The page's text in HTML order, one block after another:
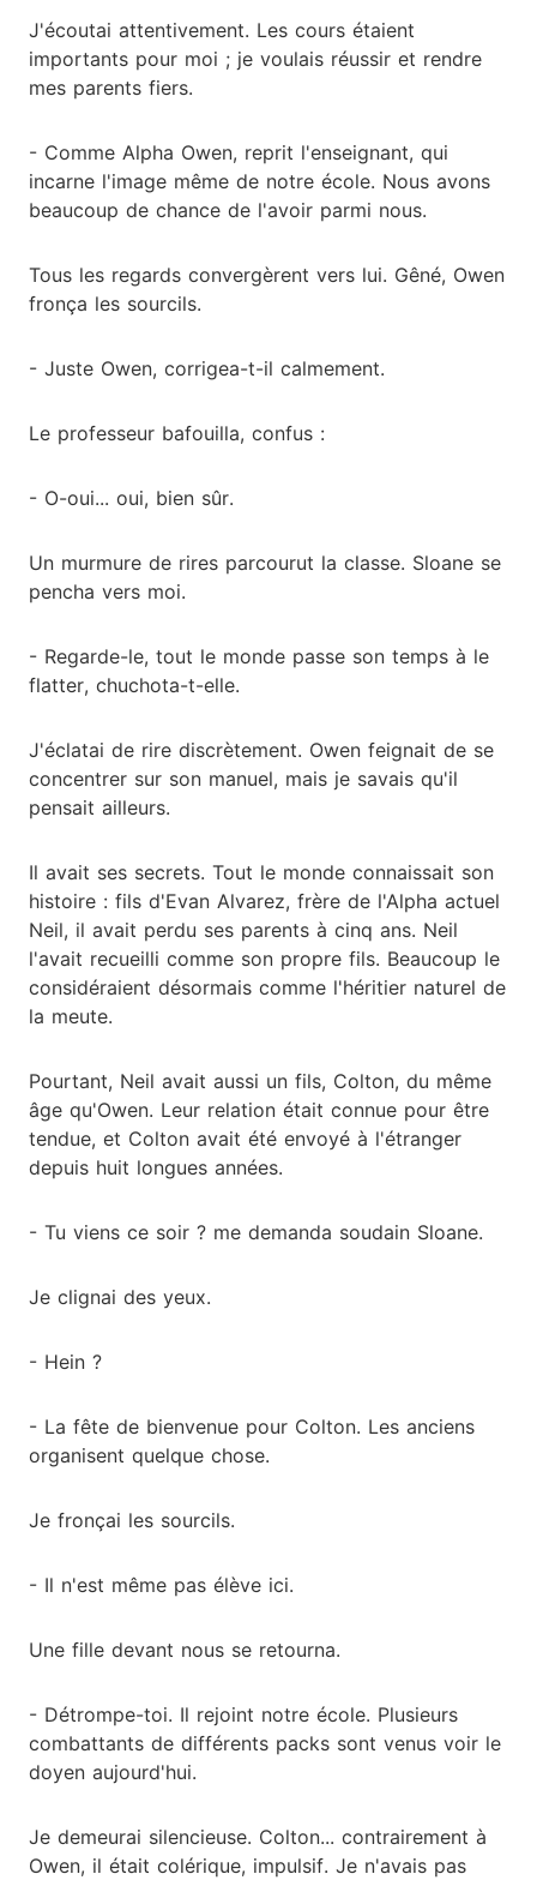
J'écoutai attentivement. Les cours étaient
importants pour moi ; je voulais réussir et rendre
mes parents fiers.
- Comme Alpha Owen, reprit l'enseignant, qui
incarne l'image même de notre école. Nous avons
beaucoup de chance de l'avoir parmi nous.
Tous les regards convergèrent vers lui. Gêné, Owen
fronça les sourcils.
- Juste Owen, corrigea-t-il calmement.
Le professeur bafouilla, confus :
- O-oui... oui, bien sûr.
Un murmure de rires parcourut la classe. Sloane se
pencha vers moi.
- Regarde-le, tout le monde passe son temps à le
flatter, chuchota-t-elle.
J'éclatai de rire discrètement. Owen feignait de se
concentrer sur son manuel, mais je savais qu'il
pensait ailleurs.
Il avait ses secrets. Tout le monde connaissait son
histoire : fils d'Evan Alvarez, frère de l'Alpha actuel
Neil, il avait perdu ses parents à cinq ans. Neil
l'avait recueilli comme son propre fils. Beaucoup le
considéraient désormais comme l'héritier naturel de
la meute.
Pourtant, Neil avait aussi un fils, Colton, du même
âge qu'Owen. Leur relation était connue pour être
tendue, et Colton avait été envoyé à l'étranger
depuis huit longues années.
- Tu viens ce soir ? me demanda soudain Sloane.
Je clignai des yeux.
- Hein ?
- La fête de bienvenue pour Colton. Les anciens
organisent quelque chose.
Je fronçai les sourcils.
- Il n'est même pas élève ici.
Une fille devant nous se retourna.
- Détrompe-toi. Il rejoint notre école. Plusieurs
combattants de différents packs sont venus voir le
doyen aujourd'hui.
Je demeurai silencieuse. Colton... contrairement à
Owen, il était colérique, impulsif. Je n'avais pas